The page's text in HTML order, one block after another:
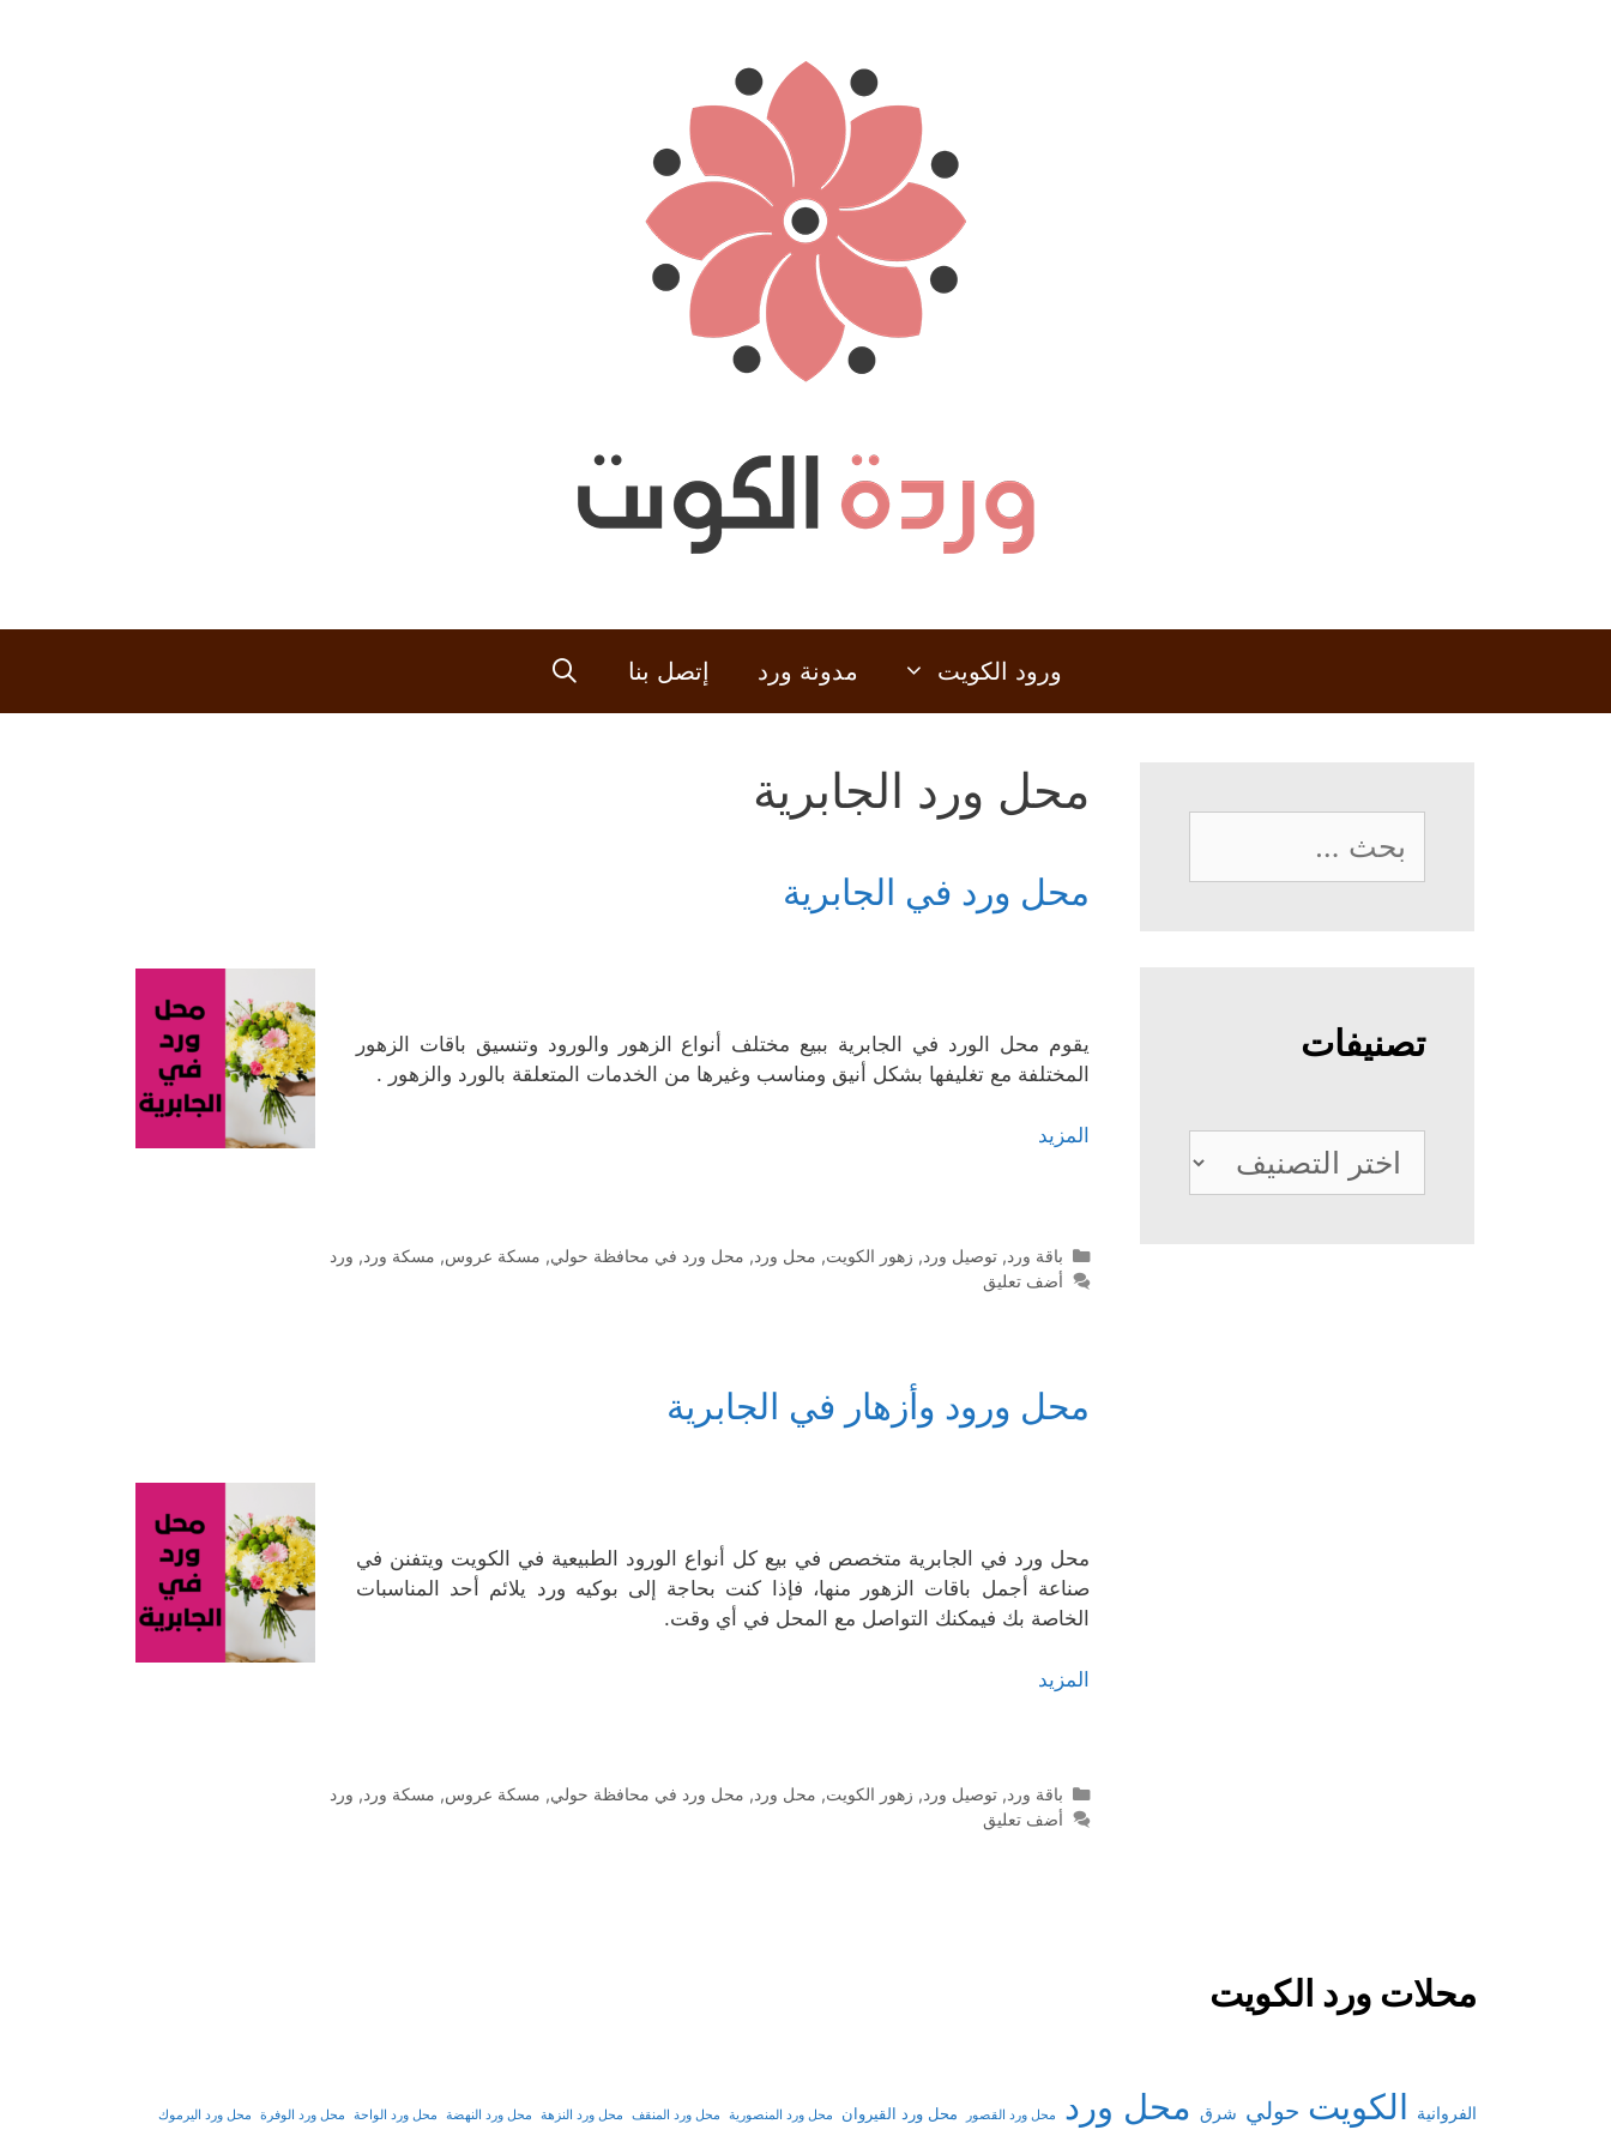
ورود الكويت مدونة ورد إتصل بنا
محل ورد الجابرية
محل ورد في الجابرية
يقوم محل الورد في الجابرية ببيع مختلف أنواع الزهور والورود وتنسيق باقات الزهور
المختلفة مع تغليفها بشكل أنيق ومناسب وغيرها من الخدمات المتعلقة بالورد والزهور .
المزيد
التصنيفات
باقة ورد, توصيل ورد, زهور الكويت, محل ورد, محل ورد في محافظة حولي, مسكة عروس, مسكة ورد, ورد
أضف تعليق
محل ورود وأزهار في الجابرية
محل ورد في الجابرية متخصص في بيع كل أنواع الورود الطبيعية في الكويت ويتفنن في
صناعة أجمل باقات الزهور منها، فإذا كنت بحاجة إلى بوكيه ورد يلائم أحد المناسبات
الخاصة بك فيمكنك التواصل مع المحل في أي وقت.
المزيد
التصنيفات
باقة ورد, توصيل ورد, زهور الكويت, محل ورد, محل ورد في محافظة حولي, مسكة عروس, مسكة ورد, ورد
أضف تعليق
البحث
عن:
تصنيفات
تصنيفات
محلات ورد الكويت
الفروانية الكويت حولي شرق محل ورد محل ورد القصور محل ورد القيروان محل ورد المنصورية محل ورد المنقف محل ورد النزهة محل ورد النهضة محل ورد الواحة محل ورد الوفرة محل ورد اليرموك